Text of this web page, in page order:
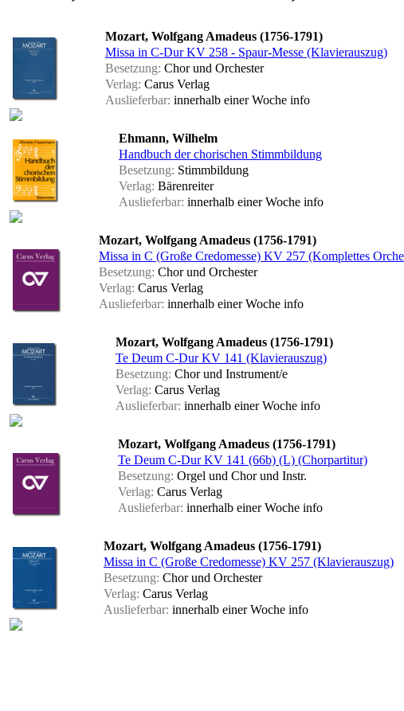
Mozart, Wolfgang Amadeus (1756-1791)
Missa in C-Dur KV 258 - Spaur-Messe (Klavierauszug)
Besetzung: Chor und Orchester
Verlag: Carus Verlag
Auslieferbar: innerhalb einer Woche info
Ehmann, Wilhelm
Handbuch der chorischen Stimmbildung
Besetzung: Stimmbildung
Verlag: Bärenreiter
Auslieferbar: innerhalb einer Woche info
Mozart, Wolfgang Amadeus (1756-1791)
Missa in C (Große Credomesse) KV 257 (Komplettes
Besetzung: Chor und Orchester
Verlag: Carus Verlag
Auslieferbar: innerhalb einer Woche info
Mozart, Wolfgang Amadeus (1756-1791)
Te Deum C-Dur KV 141 (Klavierauszug)
Besetzung: Chor und Instrument/e
Verlag: Carus Verlag
Auslieferbar: innerhalb einer Woche info
Mozart, Wolfgang Amadeus (1756-1791)
Te Deum C-Dur KV 141 (66b) (L) (Chorpartitur)
Besetzung: Orgel und Chor und Instr.
Verlag: Carus Verlag
Auslieferbar: innerhalb einer Woche info
Mozart, Wolfgang Amadeus (1756-1791)
Missa in C (Große Credomesse) KV 257 (Klavierauszug)
Besetzung: Chor und Orchester
Verlag: Carus Verlag
Auslieferbar: innerhalb einer Woche info